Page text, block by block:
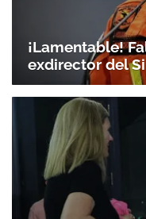
¡Lamentable!
exdirector del